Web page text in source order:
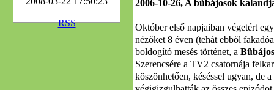
RSS
2006-10-26, A bűbájosok
Október első napjaiban végetért
nézőket 8 éven (tehát ebből
boldogító mesés történet, a
Szerencsére a TV2 csatornája
köszönhetően, késéssel ugyan, de